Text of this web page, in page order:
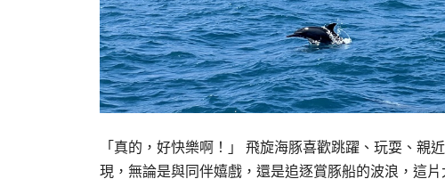
「真的，好快樂啊！」 飛旋海豚喜歡跳躍、玩耍、
現，無論是與同伴嬉戲，還是追逐賞豚船的波浪，這